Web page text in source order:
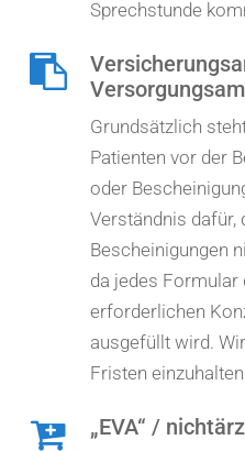
Sprechstunde
Grundsätzlich
Patienten vor der
oder
Verständnis
Bescheinigungen
da jedes
erforderlichen
ausgefüllt wird.
Fristen einzuhalten.
„EVA“ /